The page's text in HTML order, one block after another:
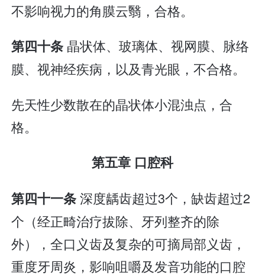
不影响视力的角膜云翳，合格。
第四十条 晶状体、玻璃体、视网膜、脉络
膜、视神经疾病，以及青光眼，不合格。
先天性少数散在的晶状体小混浊点，合
格。
第五章 口腔科
第四十一条深度龋齿超过3个，缺齿超过2
个（经正畸治疗拔除、牙列整齐的除
外），全口义齿及复杂的可摘局部义齿，
重度牙周炎，影响咀嚼及发音功能的口腔